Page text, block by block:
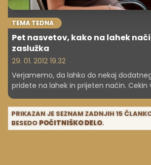
TEMA TEDNA
Pet nasvetov, kako na lahek
zaslužka
29. 01. 2012 19.32
Verjamemo, da lahko do nekaj
pridete na lahek in prijeten način. Cekin
PRIKAZAN JE SEZNAM ZADNJIH 15
BESEDO POČITNIŠKO DELO.